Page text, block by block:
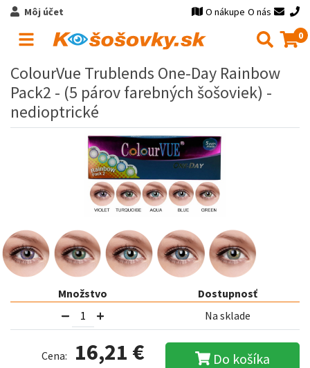
Môj účet O nákupe O nás
0
ColourVue Trublends One-Day Rainbow
Pack2 - (5 párov farebných šošoviek) -
nedioptrické
Množstvo
Dostupnosť
Na sklade
Cena: 16,21 € Do košíka